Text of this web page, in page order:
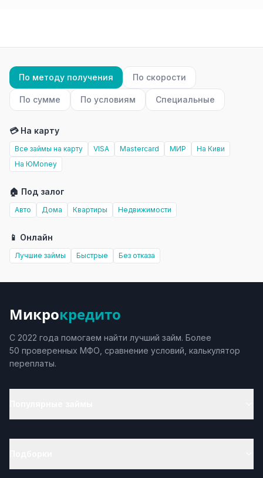
По методу получения По скорости
По сумме По условиям Специальные
💳 На карту
Все займы на карту VISA Mastercard МИР
На Киви
На ЮMoney
🏠 Под залог
Авто Дома Квартиры Недвижимости
📱 Онлайн
Лучшие займы Быстрые Без отказа
Микрокредито
С 2022 года помогаем найти лучший займ. Более
50 проверенных МФО, сравнение условий, калькулятор
переплаты.